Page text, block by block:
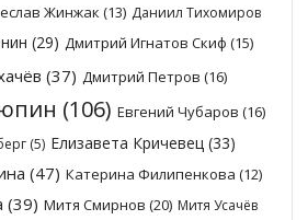
Жинжак (13) Даниил Тихомиров
(29) Дмитрий Игнатов Скиф (15)
(37) Дмитрий Петров (16)
(106) Евгений Чубаров (16)
(5) Елизавета Кричевец(33)
(47) Катерина Филипенкова (12)
(39) Митя Смирнов (20) Митя Усачёв